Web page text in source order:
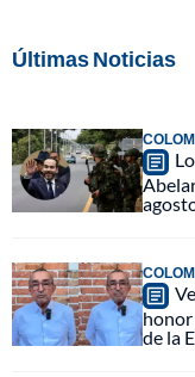
Últimas Noticias
honor
de la